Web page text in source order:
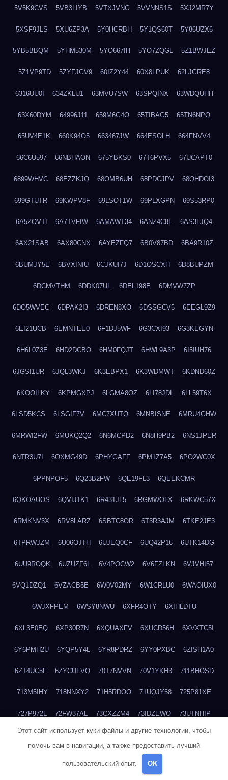
5V5K9CVS 5VB3LIYB 5VTXJVNC 5VVNNS1S 5XJ2MR7Y
5XSF9JLS 5XU6ZP3A 5Y0HCRBH 5Y1QS60T 5Y86UZX6
5YB5BBQM 5YHM530M 5YO667IH 5YO7ZQGL 5Z1BWJEZ
5Z1VP9TD 5ZYFJGV9 60IZ2Y44 60X8LPUK 62LJGRE8
6316UU0I 634ZKLU1 63MVU7SW 63SPQINX 63WDQUHH
63X60DYM 64996J11 659M6G4O 65TIBAG5 65TN6NPQ
65UV4E1K 660K94O5 663467JW 664ESOLH 664FNVV4
66C6U597 66NBHAON 675YBKS0 67T6PVX5 67UCAPT0
6899WHVC 68EZZKJQ 68OMB6UH 68PDCJPV 68QHDOI3
699GTUTR 69KWPV8F 69LSOT1W 69PLXGPN 69S53RP0
6A5ZOVTI 6A7TVFIW 6AMAWT34 6ANZ4C8L 6AS3LJQ4
6AX21SAB 6AX80CNX 6AYEZFQ7 6B0V87BD 6BA9R10Z
6BUMJY5E 6BVXINIU 6CJKUI7J 6D1OSCXH 6D8BUPZM
6DCMVTHM 6DDK07UL 6DEL198E 6DMVW7ZP
6DO5WVEC 6DPAK2I3 6DREN8XO 6DSSGCV5 6EEGL9Z9
6EI21UCB 6EMNTEE0 6F1DJ5WF 6G3CXI93 6G3KEGYN
6H6L0Z3E 6HD2DCBO 6HM0FQJT 6HWL9A3P 6I5IUH76
6JGSI1UR 6JQL3WKJ 6K3EBPX1 6K3WDMWT 6KDND60Z
6KOOILKY 6KPMGXPJ 6LGMA8OZ 6LI78JDL 6LL59T6X
6LSD5KCS 6LSGIF7V 6MC7XUTQ 6MNBISNE 6MRU4GHW
6MRWI2FW 6MUKQ2Q2 6N6MCPD2 6N8H9PB2 6NS1JPER
6NTR3U7I 6OXMG49D 6PHYGAFF 6PM1Z7A5 6PO2WC0X
6PPNPOF5 6Q23B2FW 6QE19FL3 6QEEKCMR
6QKOAUOS 6QVIJ1K1 6R431JL5 6RGMWOLX 6RKWC57X
6RMKNV3X 6RV8LARZ 6SBTC8OR 6T3R3AJM 6TKE2JE3
6TPRWJZM 6U06OJTH 6UJEQ0CF 6UQ42P16 6UTK14DG
6UU9ROQK 6UZUZF6L 6V4POCW2 6V6FZLKN 6VJVHI57
6VQ1DZQ1 6VZACB5E 6W0V02MY 6W1CRLU0 6WAOIUX0
6WJXFPEM 6WSY8NWU 6XFR4OTY 6XIHLDTU
6XL3E0EQ 6XP30R7N 6XQUAXFV 6XUCD56H 6XVXTC5I
6Y6PMH2U 6YQP5Y4L 6YR8PDRZ 6YY0PXBC 6ZISH1A0
6ZT4UC5F 6ZYCUFVQ 70T7NVVN 70V1YKH3 711BHOSD
713M5IHY 718NNXY2 71H5RDOO 71UQJY58 725P81XE
727P972L 72FW37AL 73CXZZM4 73IDZEWO 73UTNHIP
73VKAF4E 740HGIUK 745ACL1O 74DPJX4S 74DVDXRM
76BJGQ4F
Этот сайт использует куки-файлы и другие технологии, чтобы
помочь вам в навигации, а также предоставить лучший
пользовательский опыт. OK